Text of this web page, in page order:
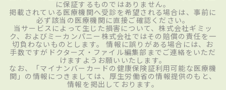
に保証するものではありません。
掲載されている医療機関へ受診を希望される場合は、事前に
必ず該当の医療機関に直接ご確認ください。
当サービスによって生じた損害について、株式会社ギミッ
ク、およびミーカンパニー株式会社ではその賠償の責任を一
切負わないものとします。 情報に誤りがある場合には、お
手数ですがドクターズ・ファイル編集部までご連絡をいただ
けますようお願いいたします。
なお、「マイナンバーカードの健康保険証利用可能な医療機
関」の情報につきましては、厚生労働省の情報提供のもと、
情報を掲出しております。